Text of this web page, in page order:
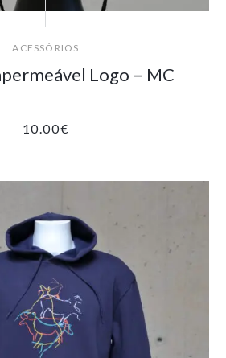
ACESSÓRIOS
Logo – MC
10.00€